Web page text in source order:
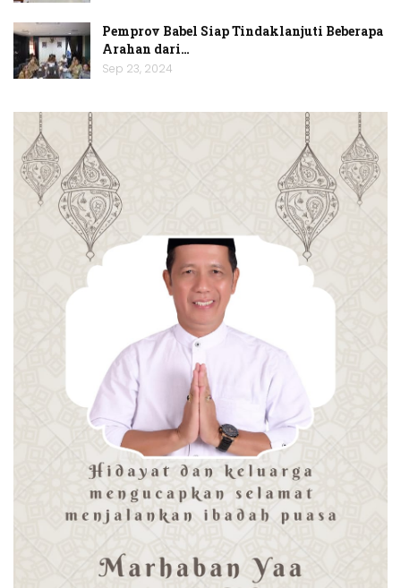
Pemprov Babel Siap Tindaklanjuti Beberapa
Arahan dari…
Sep 23, 2024